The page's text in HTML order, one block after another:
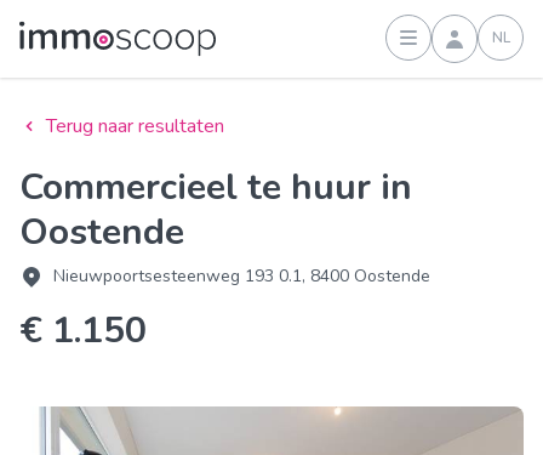
Inloggen
NL
Terug naar resultaten
Commercieel te huur in
Oostende
Nieuwpoortsesteenweg 193 0.1, 8400 Oostende
€ 1.150